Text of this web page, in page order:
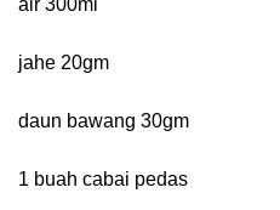
air 300ml
jahe 20gm
daun bawang 30gm
1 buah cabai pedas